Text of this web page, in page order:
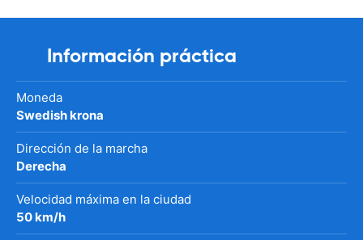
Información práctica
Moneda
Swedish krona
Dirección de la marcha
Derecha
Velocidad máxima en la ciudad
50 km/h